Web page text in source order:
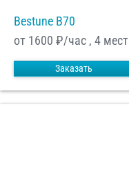
Bestune B70
от 1600 ₽/час , 4 мест
Заказать